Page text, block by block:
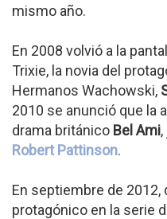
mismo año.
En 2008 volvió a la
Trixie, la novia del
Hermanos Wachowski,
2010 se anunció que la
drama británico Bel Ami
Robert Pattinson.
En septiembre de 2012,
protagónico en la serie